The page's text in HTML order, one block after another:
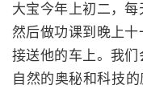
大宝今年上初二，每
然后做功课到晚上
接送他的车上。我们
自然的奥秘和科技